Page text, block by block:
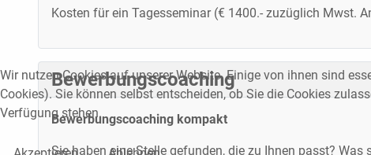
Kosten für ein Tagesseminar (€ 1400.- zuzüglich Mwst.
Bewerbungscoaching
Bewerbungscoaching kompakt
Sie haben eine Stelle gefunden, die zu Ihnen passt? Was
Wir nutzen Cookies auf unserer Website. Einige von ihnen sind
Cookies). Sie können selbst entscheiden, ob Sie die Cookies
Verfügung stehen.